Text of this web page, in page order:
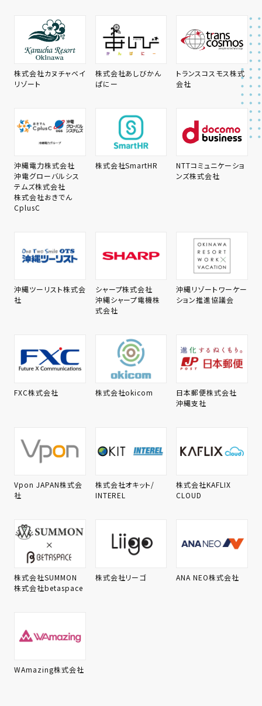
株式会社カヌチャベイ
リゾート
株式会社あしびかん
ぱにー
トランスコスモス株式
会社
沖縄電力株式会社
沖電グローバルシス
テムズ株式会社
株式会社おきでん
CplusC
株式会社SmartHR
NTTコミュニケーショ
ンズ株式会社
沖縄ツーリスト株式会
社
シャープ株式会社
沖縄シャープ電機株
式会社
沖縄リゾートワーケー
ション推進協議会
FXC株式会社 株式会社okicom
日本郵便株式会社
沖縄支社
Vpon JAPAN株式会
社
株式会社オキット/
INTEREL
株式会社KAFLIX
CLOUD
株式会社SUMMON
株式会社betaspace
株式会社リーゴ ANA NEO株式会社
WAmazing株式会社